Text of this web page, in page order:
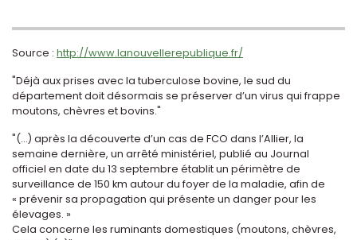
Source : http://www.lanouvellerepublique.fr/
"Déjà aux prises avec la tuberculose bovine, le sud du
département doit désormais se préserver d’un virus qui frappe
moutons, chèvres et bovins."
"(...) après la découverte d’un cas de FCO dans l’Allier, la
semaine dernière, un arrêté ministériel, publié au Journal
officiel en date du 13 septembre établit un périmètre de
surveillance de 150 km autour du foyer de la maladie, afin de
« prévenir sa propagation qui présente un danger pour les
élevages. »
Cela concerne les ruminants domestiques (moutons, chèvres,